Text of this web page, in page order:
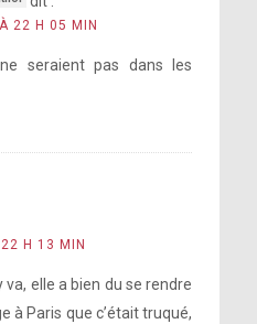
22 H 05 MIN
seraient pas dans les
H 13 MIN
va, elle a bien du se rendre
à Paris que c’était truqué,